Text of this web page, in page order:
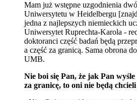
Mam już wstępne uzgodnienia
Uniwersytetu w Heidelbergu
jedna z najlepszych niemieckich
Uniwersytet Ruprechta-Karola -
doktoranci część badań będą
a część za granicą. Sama obrona
UMB.
Nie boi się Pan, że jak Pan
za granicę, to oni nie będą